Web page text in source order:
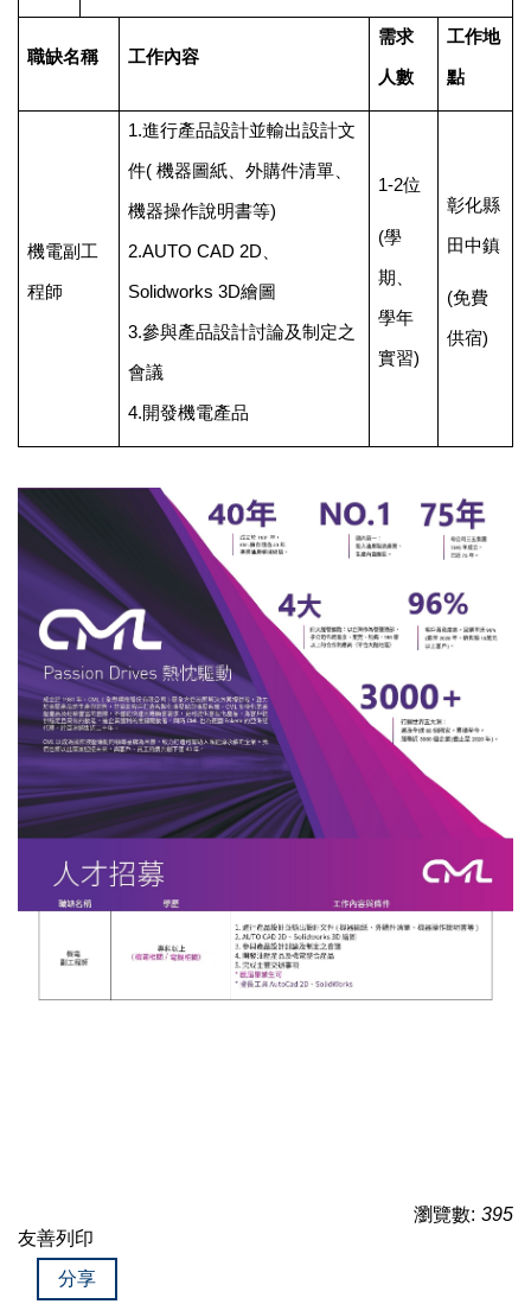
職缺名稱 工作內容
需求
人數
工作地
點
機電副工
程師
1.進行產品設計並輸出設計文
件( 機器圖紙、外購件清單、
機器操作說明書等)
2.AUTO CAD 2D、
Solidworks 3D繪圖
3.參與產品設計討論及制定之
會議
4.開發機電產品
1-2位
(學
期、
學年
實習)
彰化縣
田中鎮
(免費
供宿)
瀏覽數: 395
友善列印
分享